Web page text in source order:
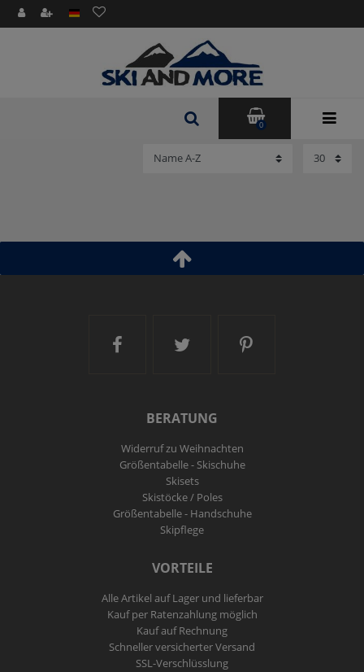
0
Ski and More auf Facebook
Ski and More auf
Ski and More
BERATUNG
Widerruf zu Weihnachten
Größentabelle - Skischuhe
Skisets
Skistöcke / Poles
Größentabelle - Handschuhe
Skipflege
VORTEILE
Alle Artikel auf Lager und lieferbar
Kauf per Ratenzahlung möglich
Kauf auf Rechnung
Schneller versicherter Versand
SSL-Verschlüsslung